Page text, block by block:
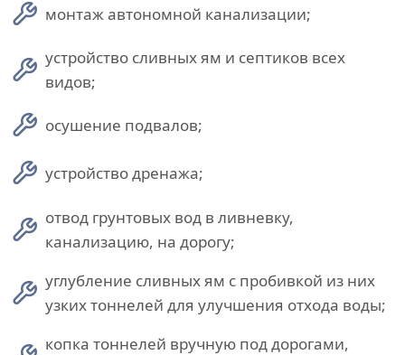
монтаж автономной канализации;
устройство сливных ям и септиков всех
видов;
осушение подвалов;
устройство дренажа;
отвод грунтовых вод в ливневку,
канализацию, на дорогу;
углубление сливных ям с пробивкой из них
узких тоннелей для улучшения отхода воды;
копка тоннелей вручную под дорогами,